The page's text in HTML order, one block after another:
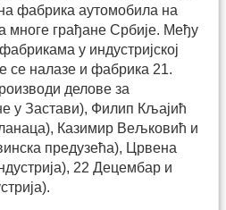
фабрика аутомобила на
многе грађане Србије. Међу
у индустријској
се налазе и фабрика 21.
делове за
у Застави), Филип Кљајић
Казимир Вељковић и
предузећа), Црвена
22 Децембар и